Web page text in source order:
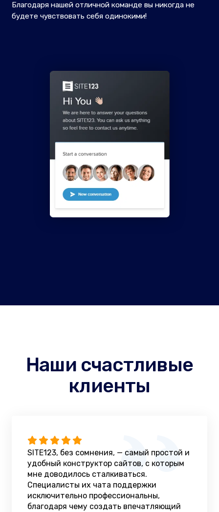
Благодаря нашей отличной команде вы никогда не
будете чувствовать себя одинокими!
Наши счастливые
клиенты
SITE123, без сомнения, — самый простой и
удобный конструктор сайтов, с которым
мне доводилось сталкиваться.
Специалисты их чата поддержки
исключительно профессиональны,
благодаря чему создать впечатляющий